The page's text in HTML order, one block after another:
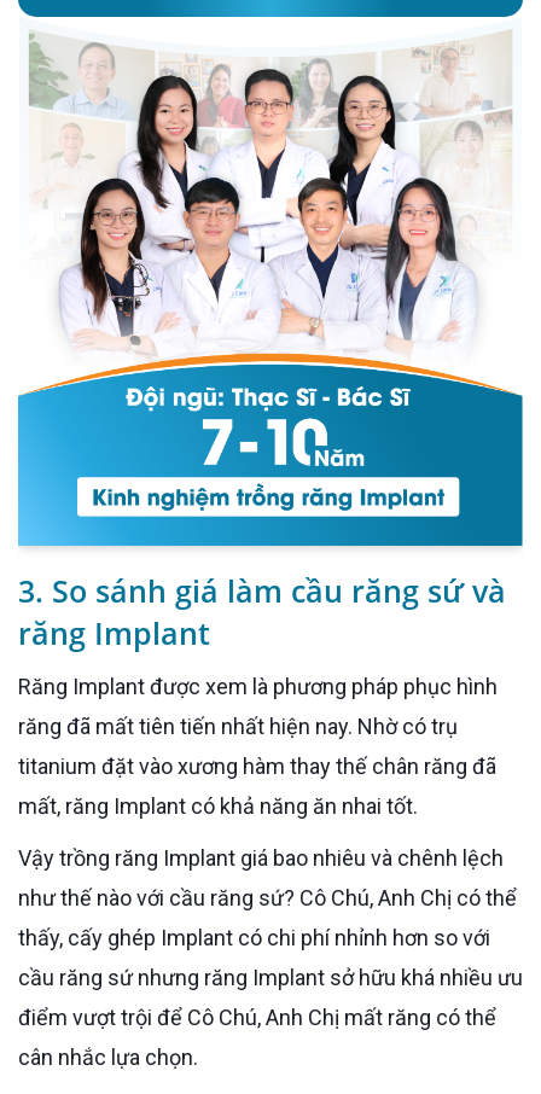
3. So sánh giá làm cầu răng sứ và
răng Implant
Răng Implant được xem là phương pháp phục hình
răng đã mất tiên tiến nhất hiện nay. Nhờ có trụ
titanium đặt vào xương hàm thay thế chân răng đã
mất, răng Implant có khả năng ăn nhai tốt.
Vậy trồng răng Implant giá bao nhiêu và chênh lệch
như thế nào với cầu răng sứ? Cô Chú, Anh Chị có thể
thấy, cấy ghép Implant có chi phí nhỉnh hơn so với
cầu răng sứ nhưng răng Implant sở hữu khá nhiều ưu
điểm vượt trội để Cô Chú, Anh Chị mất răng có thể
cân nhắc lựa chọn.